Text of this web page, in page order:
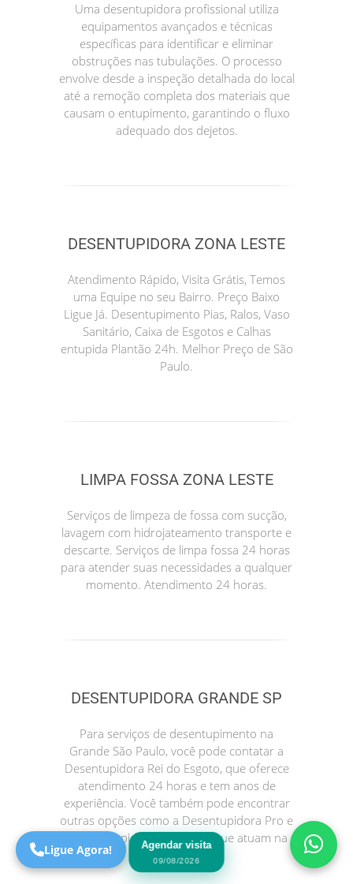
Uma desentupidora profissional utiliza
equipamentos avançados e técnicas
específicas para identificar e eliminar
obstruções nas tubulações. O processo
envolve desde a inspeção detalhada do local
até a remoção completa dos materiais que
causam o entupimento, garantindo o fluxo
adequado dos dejetos.
DESENTUPIDORA ZONA LESTE
Atendimento Rápido, Visita Grátis, Temos
uma Equipe no seu Bairro. Preço Baixo
Ligue Já. Desentupimento Pias, Ralos, Vaso
Sanitário, Caixa de Esgotos e Calhas
entupida Plantão 24h. Melhor Preço de São
Paulo.
LIMPA FOSSA ZONA LESTE
Serviços de limpeza de fossa com sucção,
lavagem com hidrojateamento transporte e
descarte. Serviços de limpa fossa 24 horas
para atender suas necessidades a qualquer
momento. Atendimento 24 horas.
DESENTUPIDORA GRANDE SP
Para serviços de desentupimento na
Grande São Paulo, você pode contatar a
Desentupidora Rei do Esgoto, que oferece
atendimento 24 horas e tem anos de
experiência. Você também pode encontrar
outras opções como a Desentupidora Pro e
a Desentupidora no Bairro, que atuam na
sua região.
Agendar visita
09/08/2026
Online
São Paulo! Precisa de
ajuda?
Online
Ligue Agora!